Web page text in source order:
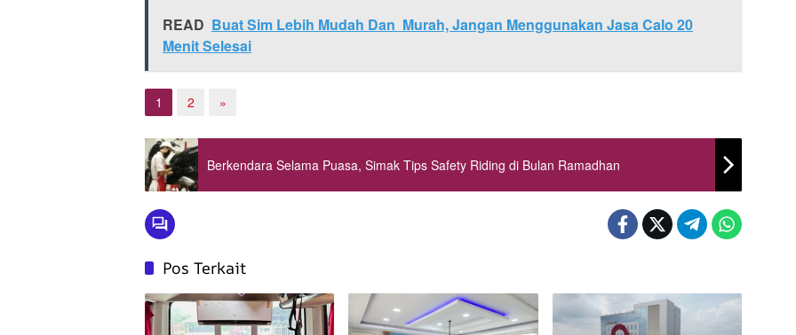
READ Buat Sim Lebih Mudah Dan Murah, Jangan Menggunakan Jasa Calo 20
Menit Selesai
1 2 »
Berkendara Selama Puasa, Simak Tips Safety Riding di Bulan Ramadhan
Pos Terkait